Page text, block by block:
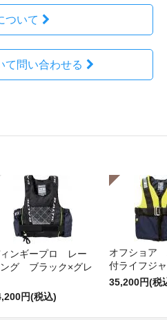
ついて
て問い合わせる
ンギープロ レー
グ ブラック×グレ
円(税込)
オフショア
付ライフジ
35,200円(税